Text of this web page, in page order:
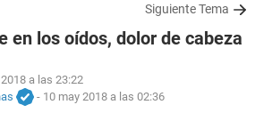
Siguiente Tema
en los oídos, dolor de cabeza
a las 23:22
- 10 may 2018 a las 02:36